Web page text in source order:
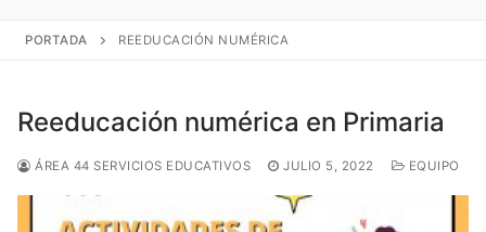
PORTADA REEDUCACIÓN NUMÉRICA
Reeducación numérica en Primaria
ÁREA 44 SERVICIOS EDUCATIVOS JULIO 5, 2022 EQUIPO